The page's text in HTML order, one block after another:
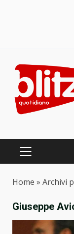
content
PRIMARY
Home » Archivi
Giuseppe